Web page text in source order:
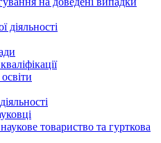
діяльності
товариство та гурткова